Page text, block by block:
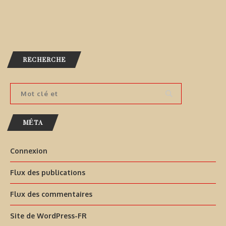
RECHERCHE
MÉTA
Connexion
Flux des publications
Flux des commentaires
Site de WordPress-FR